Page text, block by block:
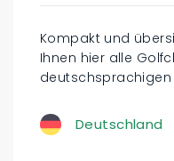
Kompakt und
Ihnen hier alle
deutschsprachigen
Deutschland